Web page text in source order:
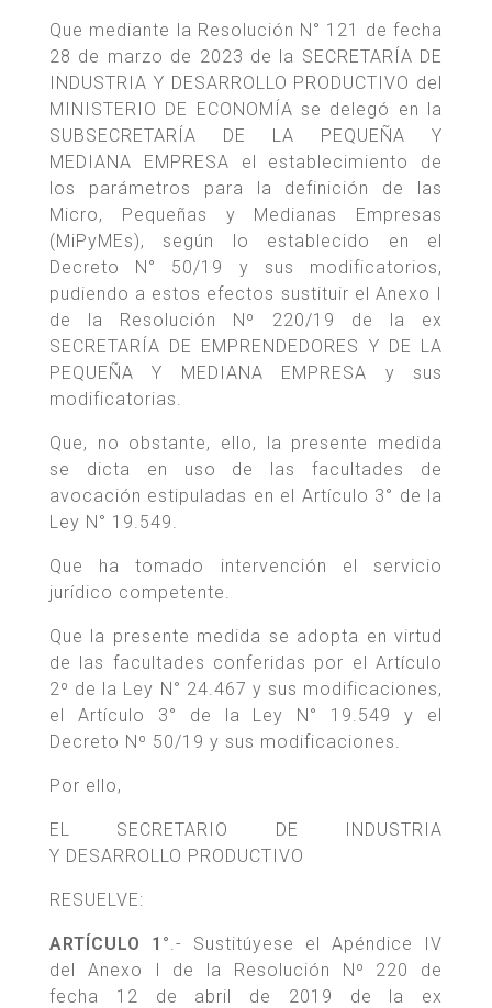
Que mediante la Resolución N° 121 de fecha
28 de marzo de 2023 de la SECRETARÍA DE
INDUSTRIA Y DESARROLLO PRODUCTIVO del
MINISTERIO DE ECONOMÍA se delegó en la
SUBSECRETARÍA DE LA PEQUEÑA Y
MEDIANA EMPRESA el establecimiento de
los parámetros para la definición de las
Micro, Pequeñas y Medianas Empresas
(MiPyMEs), según lo establecido en el
Decreto N° 50/19 y sus modificatorios,
pudiendo a estos efectos sustituir el Anexo I
de la Resolución Nº 220/19 de la ex
SECRETARÍA DE EMPRENDEDORES Y DE LA
PEQUEÑA Y MEDIANA EMPRESA y sus
modificatorias.
Que, no obstante, ello, la presente medida
se dicta en uso de las facultades de
avocación estipuladas en el Artículo 3° de la
Ley N° 19.549.
Que ha tomado intervención el servicio
jurídico competente.
Que la presente medida se adopta en virtud
de las facultades conferidas por el Artículo
2º de la Ley N° 24.467 y sus modificaciones,
el Artículo 3° de la Ley N° 19.549 y el
Decreto Nº 50/19 y sus modificaciones.
Por ello,
EL SECRETARIO DE INDUSTRIA
Y DESARROLLO PRODUCTIVO
RESUELVE:
ARTÍCULO 1°.- Sustitúyese el Apéndice IV
del Anexo I de la Resolución Nº 220 de
fecha 12 de abril de 2019 de la ex